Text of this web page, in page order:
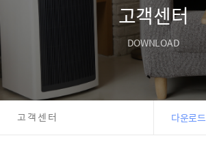
고객센터
DOWNLOAD
고객센터 다운로드